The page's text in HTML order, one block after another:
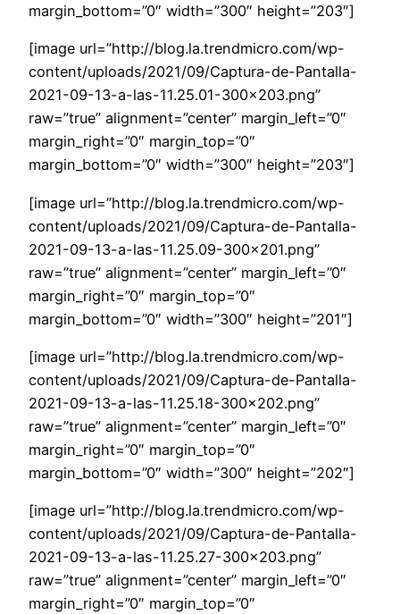
margin_bottom=”0″ width=”300″ height=”203″]
[image url=”http://blog.la.trendmicro.com/wp-
content/uploads/2021/09/Captura-de-Pantalla-
2021-09-13-a-las-11.25.01-300×203.png”
raw=”true” alignment=”center” margin_left=”0″
margin_right=”0″ margin_top=”0″
margin_bottom=”0″ width=”300″ height=”203″]
[image url=”http://blog.la.trendmicro.com/wp-
content/uploads/2021/09/Captura-de-Pantalla-
2021-09-13-a-las-11.25.09-300×201.png”
raw=”true” alignment=”center” margin_left=”0″
margin_right=”0″ margin_top=”0″
margin_bottom=”0″ width=”300″ height=”201″]
[image url=”http://blog.la.trendmicro.com/wp-
content/uploads/2021/09/Captura-de-Pantalla-
2021-09-13-a-las-11.25.18-300×202.png”
raw=”true” alignment=”center” margin_left=”0″
margin_right=”0″ margin_top=”0″
margin_bottom=”0″ width=”300″ height=”202″]
[image url=”http://blog.la.trendmicro.com/wp-
content/uploads/2021/09/Captura-de-Pantalla-
2021-09-13-a-las-11.25.27-300×203.png”
raw=”true” alignment=”center” margin_left=”0″
margin_right=”0″ margin_top=”0″